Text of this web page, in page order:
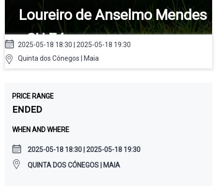
Loureiro de Anselmo Mendes
- SU.E4
2025-05-18 18:30 | 2025-05-18 19:30
Quinta dos Cónegos | Maia
PRICE RANGE
ENDED
WHEN AND WHERE
2025-05-18 18:30 | 2025-05-18 19:30
QUINTA DOS CÓNEGOS | MAIA